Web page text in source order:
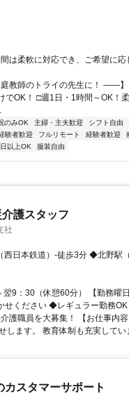
は柔軟に対応でき、ご希望に応
教師のトライの先生に！ ――
OK！ □週1日・1時間～OK！
のみOK 主婦・主夫歓迎 シフト自由
験者歓迎 フルリモート 経験者歓迎
以上OK 服装自由
護スタッフ
社
西日本鉄道）-徒歩3分 ◆北野駅
翌9：30（休憩60分） 【勤務
せください ◆レギュラー勤務OK
護職員を大募集！ 【お仕事内
します。 教育体制も充実して
カスタマーサポート